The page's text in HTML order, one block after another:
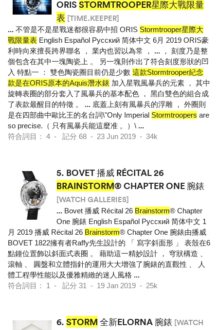
ORISSTORMTROOPER星際大戰限量
表 [TIME.KEEPER]
... 不管是不是星戰迷都很容易中招 ORIS Stormtrooper星際大
戰限量表 English Español Pусский 简体中文 6月 2019 ORIS豪
利時向來擅長跨界聯名 ， 業內也習以為常 ， ... ， 刻度乃是整
個包含在其中一塊陶瓷上 。 另一塊則作出了符合刻度形狀的凹
入 特點一 ： 雙色陶瓷圈目前仍是少數 這款Stormtrooper紀念
款是在ORIS原本的Aquis潛水錶 加入星戰風暴兵的元素 ， 其中
旋轉表圈的部分套入了風暴兵的基本配色 ， 黑白雙色的組合成
了表款最醒目的特徵 。 ... 底蓋上刻有風暴兵的浮雕 ， 外圈則
是在四部曲中歐比王的名台詞\"Only Imperial Stormtroopers are
so precise.（ 只有風暴兵能這麼准 。）\ ...
符合詞目： 4 - 記分 68 - 23 Jun 2019 - 34k
5. BOVET 播威 RÉCITAL 26
BRAINSTORM® CHAPTER ONE 腕錶
[WATCH GALLERIES]
... Bovet 播威 Récital 26 Brainstorm® Chapter
One 腕錶 English Español Pусский 简体中文 1
月 2019 播威 Récital 26 Brainstorm® Chapter One 腕錶由播威
BOVET 1822擁有者Raffy先生設計的 「 寫字斜面形 」 表殼在6
點鐘位置飾以斜面式表圈 。 藉助這一精妙設計 ， 穹狀構造 、
滾軸 、 圓盤和立體指針的運用大大增強了腕錶的直觀性 、 人
體工程學性能以及優雅精緻的迷人風格 ...
符合詞目： 1 - 記分 31 - 19 Jan 2019 - 25k
6. STORM 全新ELORNA 腕錶 [WATCH